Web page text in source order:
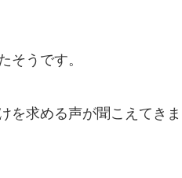
そうです。
を求める声が聞こえてきま